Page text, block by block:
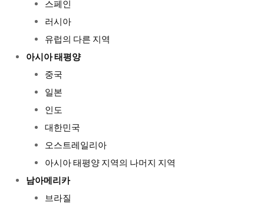
스페인
러시아
유럽의 다른 지역
아시아 태평양
중국
일본
인도
대한민국
오스트레일리아
아시아 태평양 지역의 나머지 지역
남아메리카
브라질